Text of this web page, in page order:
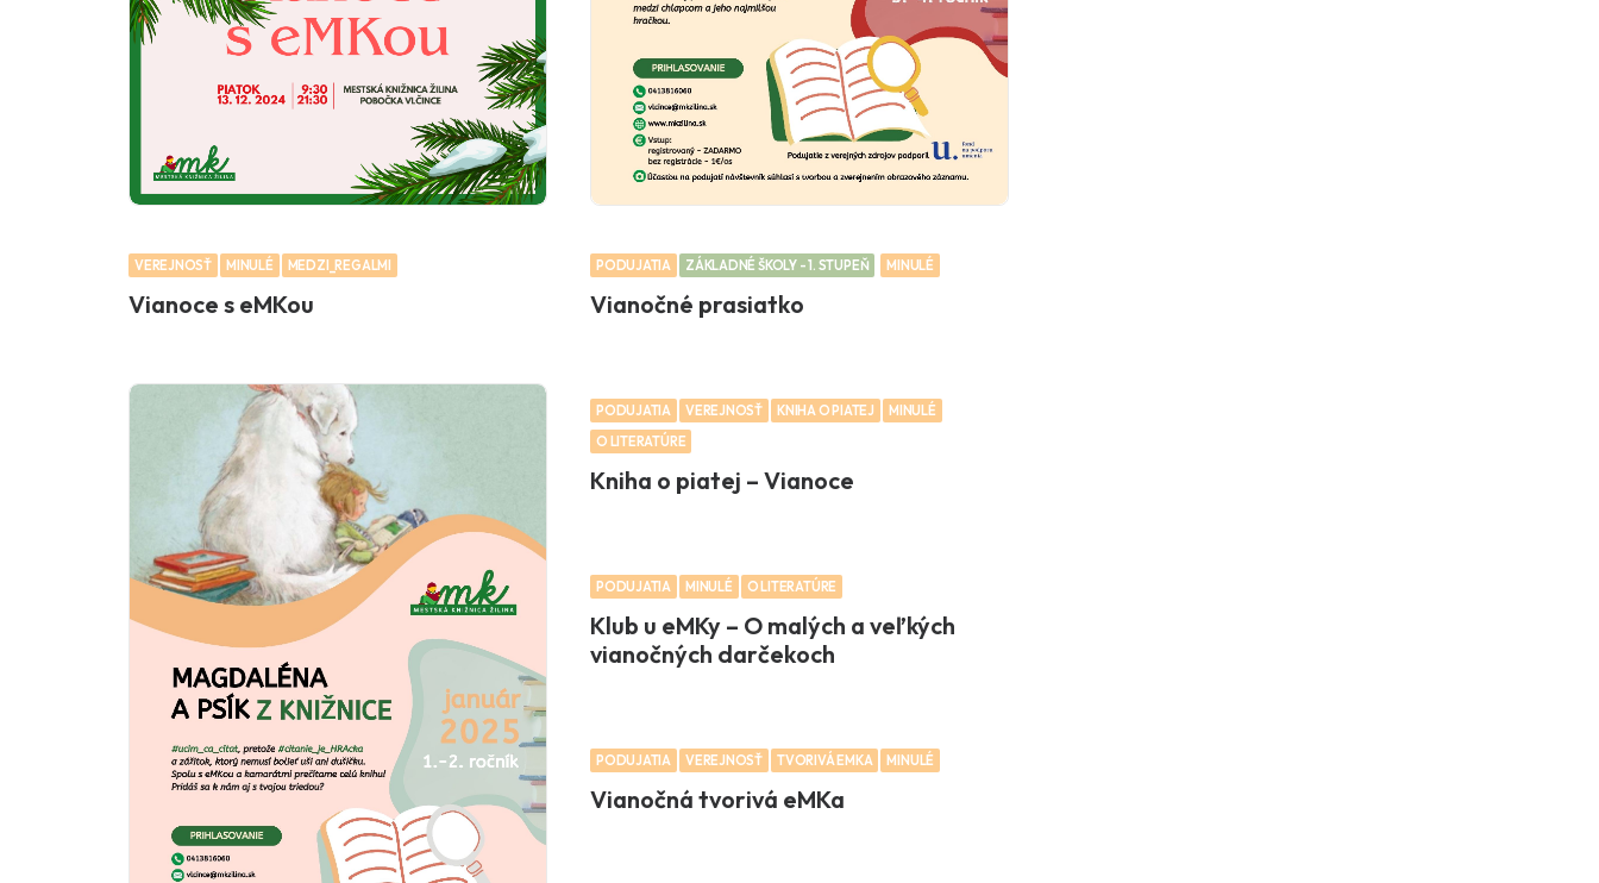
VEREJNOSŤ MINULÉ MEDZI_REGALMI
Vianoce s eMKou
PODUJATIA ZÁKLADNÉ ŠKOLY - 1. STUPEŇ MINULÉ
Vianočné prasiatko
PODUJATIA VEREJNOSŤ KNIHA O PIATEJ
MINULÉ
O LITERATÚRE
Kniha o piatej – Vianoce
PODUJATIA MINULÉ O LITERATÚRE
Klub u eMKy – O malých a veľkých
vianočných darčekoch
PODUJATIA VEREJNOSŤ TVORIVÁ EMKA MINULÉ
Vianočná tvorivá eMKa